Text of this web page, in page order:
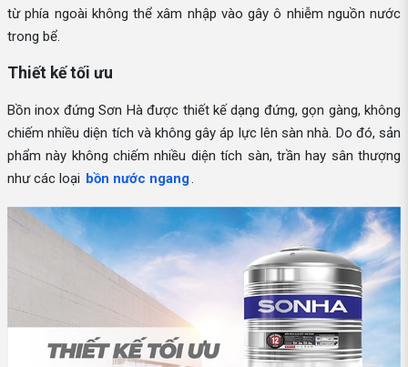
từ phía ngoài không thể xâm nhập vào gây ô nhiễm nguồn nước
trong bể.
Thiết kế tối ưu
Bồn inox đứng Sơn Hà được thiết kế dạng đứng, gọn gàng, không
chiếm nhiều diện tích và không gây áp lực lên sàn nhà. Do đó, sản
phẩm này không chiếm nhiều diện tích sàn, trần hay sân thượng
như các loại bồn nước ngang.